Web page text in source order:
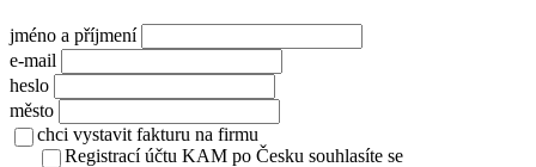
jméno a příjmení
e-mail
heslo
město
chci vystavit fakturu na firmu
Registrací účtu KAM po Česku souhlasíte se